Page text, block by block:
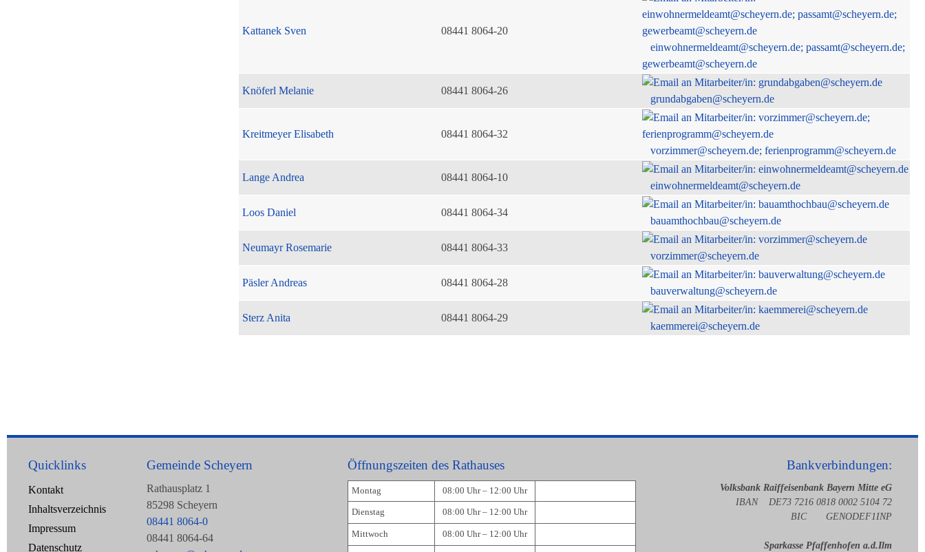
Kattanek Sven
08441 8064-20
einwohnermeldeamt@scheyern.de; passamt@scheyern.de;
gewerbeamt@scheyern.de
Knöferl Melanie 08441 8064-26
grundabgaben@scheyern.de
Kreitmeyer Elisabeth
08441 8064-32
vorzimmer@scheyern.de; ferienprogramm@scheyern.de
Lange Andrea 08441 8064-10
einwohnermeldeamt@scheyern.de
Loos Daniel 08441 8064-34
bauamthochbau@scheyern.de
Neumayr Rosemarie 08441 8064-33
vorzimmer@scheyern.de
Päsler Andreas 08441 8064-28
bauverwaltung@scheyern.de
Sterz Anita 08441 8064-29
kaemmerei@scheyern.de
Quicklinks
Kontakt
Inhaltsverzeichnis
Impressum
Datenschutz
Gemeinde Scheyern
Rathausplatz 1
85298 Scheyern
08441 8064-0
08441 8064-64
Öffnungszeiten des Rathauses
Montag 08:00 Uhr – 12:00 Uhr
Dienstag 08:00 Uhr – 12:00 Uhr
Mittwoch 08:00 Uhr – 12:00 Uhr
Bankverbindungen:
Volksbank Raiffeisenbank Bayern Mitte eG
IBAN DE73 7216 0818 0002 5104 72
BIC GENODEF1INP
Sparkasse Pfaffenhofen a.d.Ilm